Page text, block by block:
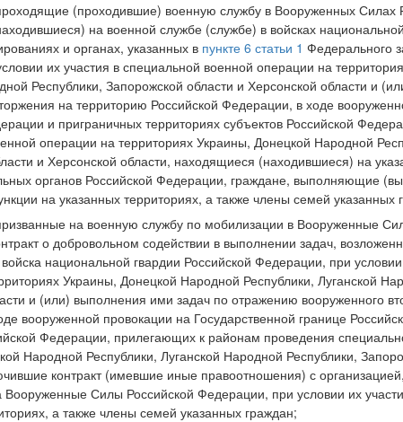
(проходившие) военную службу в Вооруженных Силах
на военной службе (службе) в войсках
и органах, указанных в пункте 6 статьи 1 Федерального
их участия в специальной военной операции на
Республики, Запорожской области и Херсонской области и
на территорию Российской Федерации, в ходе
и приграничных территориях субъектов Российской
операции на территориях Украины, Донецкой Народной
и Херсонской области, находящиеся (находившиеся) на
органов Российской Федерации, граждане, выполняющие
на указанных территориях, а также члены семей указанных
на военную службу по мобилизации в Вооруженные
о добровольном содействии в выполнении задач,
национальной гвардии Российской Федерации, при
Украины, Донецкой Народной Республики, Луганской
и (или) выполнения ими задач по отражению вооруженного
вооруженной провокации на Государственной границе
Федерации, прилегающих к районам проведения
Народной Республики, Луганской Народной Республики,
контракт (имевшие иные правоотношения) с
Вооруженные Силы Российской Федерации, при условии их
а также члены семей указанных граждан;